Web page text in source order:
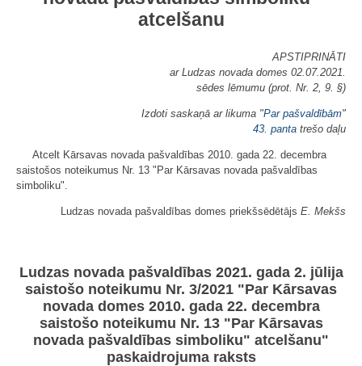
atcelšanu
APSTIPRINĀTI
ar Ludzas novada domes 02.07.2021.
sēdes lēmumu (prot. Nr. 2, 9. §)
Izdoti saskaņā ar likuma "Par pašvaldībām"
43. panta trešo daļu
Atcelt Kārsavas novada pašvaldības 2010. gada 22. decembra
saistošos noteikumus Nr. 13 "Par Kārsavas novada pašvaldības
simboliku".
Ludzas novada pašvaldības domes priekšsēdētājs E. Mekšs
Ludzas novada pašvaldības 2021. gada 2. jūlija
saistošo noteikumu Nr. 3/2021 "Par Kārsavas
novada domes 2010. gada 22. decembra
saistošo noteikumu Nr. 13 "Par Kārsavas
novada pašvaldības simboliku" atcelšanu"
paskaidrojuma raksts